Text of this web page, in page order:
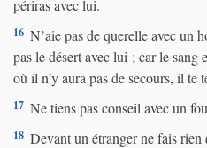
périras avec lui.
16 N’aie pas de querelle avec un
pas le désert avec lui ; car le sang
où il n’y aura pas de secours, il te
17 Ne tiens pas conseil avec un
18 Devant un étranger ne fais